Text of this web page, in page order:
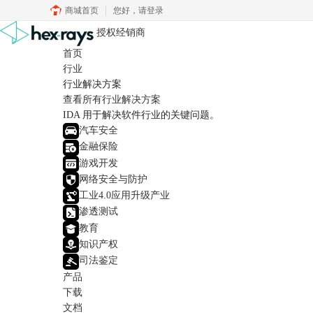
商城首页 您好， 请登录
授权经销商
首页
行业
行业解决方案
查看所有行业解决方案
IDA 用于解决软件行业的关键问题。
汽车安全
金融保险
游戏开发
网络安全与防护
工业4.0应用升级产业
渗透测试
教育
知识产权
司法鉴定
产品
下载
文档